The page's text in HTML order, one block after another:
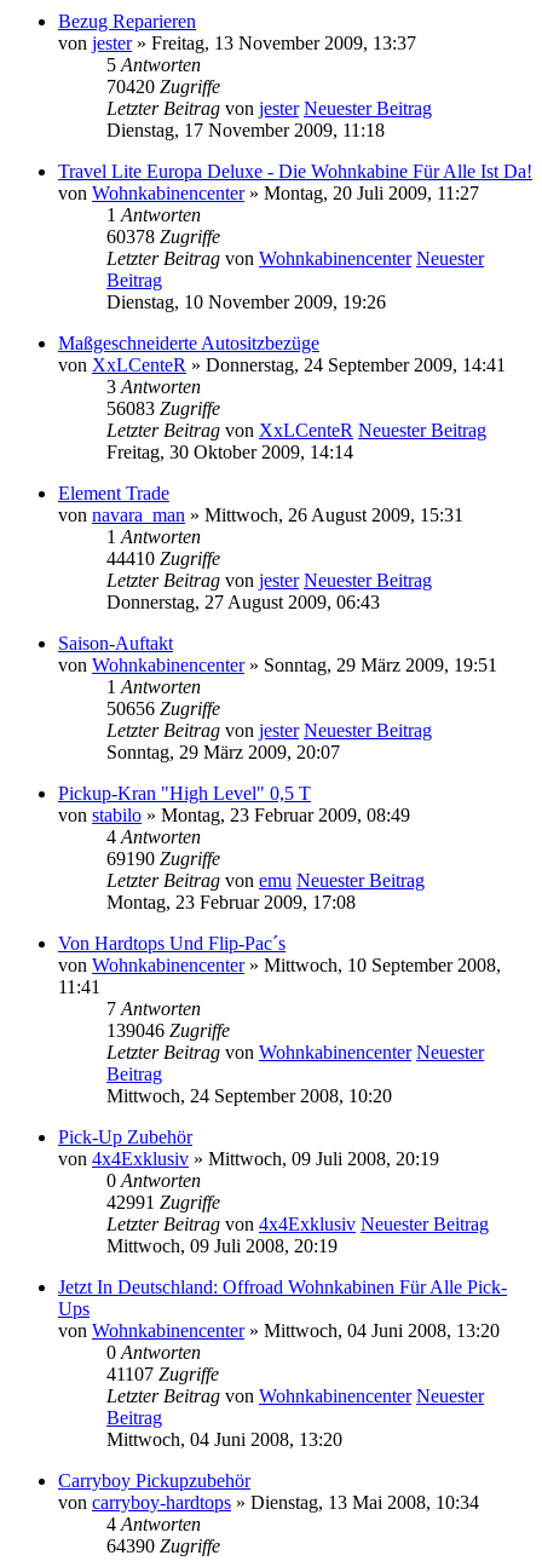
Bezug Reparieren
von jester» Freitag, 13 November 2009, 13:37
5 Antworten
70420 Zugriffe
Letzter Beitrag von jester Neuester Beitrag
Dienstag, 17 November 2009, 11:18
Travel Lite Europa Deluxe - Die Wohnkabine Für Alle Ist Da!
von Wohnkabinencenter» Montag, 20 Juli 2009, 11:27
1 Antworten
60378 Zugriffe
Letzter Beitrag von Wohnkabinencenter Neuester
Beitrag
Dienstag, 10 November 2009, 19:26
Maßgeschneiderte Autositzbezüge
von XxLCenteR » Donnerstag, 24 September 2009, 14:41
3 Antworten
56083 Zugriffe
Letzter Beitrag von XxLCenteR Neuester Beitrag
Freitag, 30 Oktober 2009, 14:14
Element Trade
von navara_man » Mittwoch, 26 August 2009, 15:31
1 Antworten
44410 Zugriffe
Letzter Beitrag von jester Neuester Beitrag
Donnerstag, 27 August 2009, 06:43
Saison-Auftakt
von Wohnkabinencenter» Sonntag, 29 März 2009, 19:51
1 Antworten
50656 Zugriffe
Letzter Beitrag von jester Neuester Beitrag
Sonntag, 29 März 2009, 20:07
Pickup-Kran "High Level" 0,5 T
von stabilo » Montag, 23 Februar 2009, 08:49
4 Antworten
69190 Zugriffe
Letzter Beitrag von emu Neuester Beitrag
Montag, 23 Februar 2009, 17:08
Von Hardtops Und Flip-Pac´s
von Wohnkabinencenter» Mittwoch, 10 September 2008,
11:41
7 Antworten
139046 Zugriffe
Letzter Beitrag von Wohnkabinencenter Neuester
Beitrag
Mittwoch, 24 September 2008, 10:20
Pick-Up Zubehör
von 4x4Exklusiv » Mittwoch, 09 Juli 2008, 20:19
0 Antworten
42991 Zugriffe
Letzter Beitrag von 4x4Exklusiv Neuester Beitrag
Mittwoch, 09 Juli 2008, 20:19
Jetzt In Deutschland: Offroad Wohnkabinen Für Alle Pick-
Ups
von Wohnkabinencenter» Mittwoch, 04 Juni 2008, 13:20
0 Antworten
41107 Zugriffe
Letzter Beitrag von Wohnkabinencenter Neuester
Beitrag
Mittwoch, 04 Juni 2008, 13:20
Carryboy Pickupzubehör
von carryboy-hardtops » Dienstag, 13 Mai 2008, 10:34
4 Antworten
64390 Zugriffe